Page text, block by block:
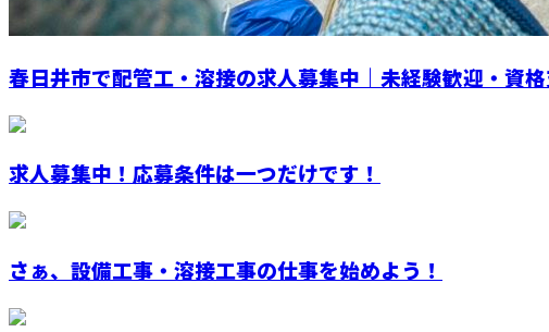
春日井市で配管工・溶接の求人募集中｜未経験歓迎・資
求人募集中！応募条件は一つだけです！
さぁ、設備工事・溶接工事の仕事を始めよう！